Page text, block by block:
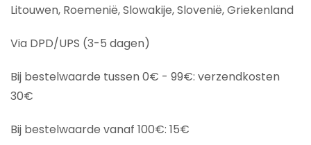
Litouwen, Roemenië, Slowakije, Slovenië, Griekenland
Via DPD/UPS (3-5 dagen)
Bij bestelwaarde tussen 0€ - 99€: verzendkosten
30€
Bij bestelwaarde vanaf 100€: 15€